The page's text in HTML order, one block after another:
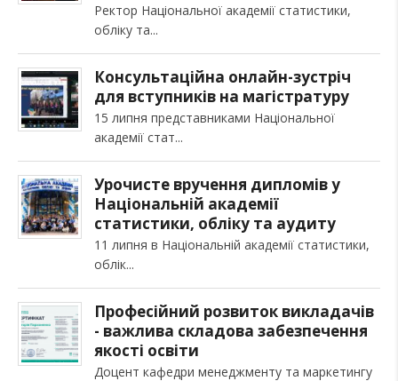
Ректор Національної академії статистики,
обліку та
Консультаційна онлайн-зустріч
для вступників на магістратуру
15 липня представниками Національної
академії стат
Урочисте вручення дипломів у
Національній академії
статистики, обліку та аудиту
11 липня в Національній академії статистики,
облік
Професійний розвиток викладачів
- важлива складова забезпечення
якості освіти
Доцент кафедри менеджменту та маркетингу